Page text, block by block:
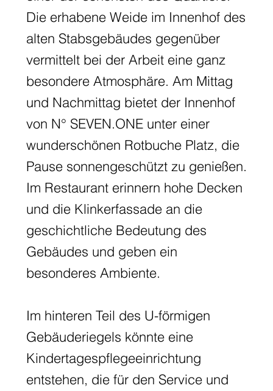
Die erhabene Weide im Innenhof des
alten Stabsgebäudes gegenüber
vermittelt bei der Arbeit eine ganz
besondere Atmosphäre. Am Mittag
und Nachmittag bietet der Innenhof
von N° SEVEN.ONE unter einer
wunderschönen Rotbuche Platz, die
Pause sonnengeschützt zu genießen.
Im Restaurant erinnern hohe Decken
und die Klinkerfassade an die
geschichtliche Bedeutung des
Gebäudes und geben ein
besonderes Ambiente.
Im hinteren Teil des U-förmigen
Gebäuderiegels könnte eine
Kindertagespflegeeinrichtung
entstehen, die für den Service und